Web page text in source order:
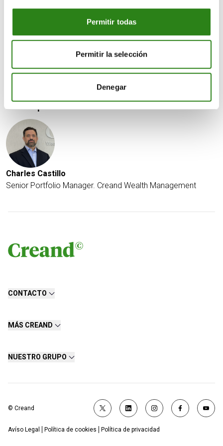
Permitir todas
Permitir la selección
Denegar
las mega-caps se vieron coronadas el viernes por un
apagón informático mundial provocado por un fallo en
una actualización técnica que CrowdStrike (CRWD)
intentaba implementar y que afectaba al sistema
cayeron más de un 11% el viernes.
Charles Castillo
Senior Portfolio Manager. Creand Wealth Management
CONTACTO
MÁS CREAND
NUESTRO GRUPO
© Creand
Avíso Legal Política de cookies Política de privacidad